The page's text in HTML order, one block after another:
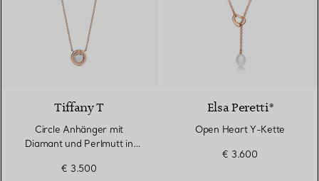
3 Materialien
Tiffany T
Circle Anhänger mit
Diamant und Perlmutt in
€ 3.500
Elsa Peretti®
Open Heart Y-Kette
€ 3.600